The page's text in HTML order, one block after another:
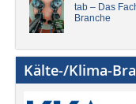
tab – Das
Branche
Kälte-/Klima-